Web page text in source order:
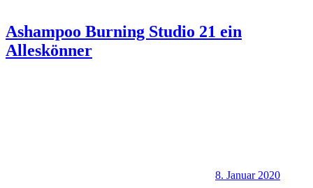
Ashampoo Burning Studio 21 ein
Alleskönner
8. Januar 2020